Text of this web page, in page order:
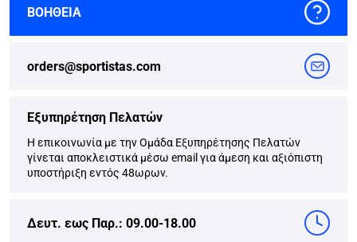
ΒΟΗΘΕΙΑ
orders@sportistas.com
Εξυπηρέτηση Πελατών
Η επικοινωνία με την Ομάδα Εξυπηρέτησης Πελατών
γίνεται αποκλειστικά μέσω email για άμεση και αξιόπιστη
υποστήριξη εντός 48ωρων.
Δευτ. εως Παρ.: 09.00-18.00